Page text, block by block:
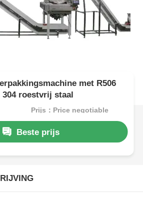
met R506
roestvrij staal
Prijs：Price negotiable
Beste prijs